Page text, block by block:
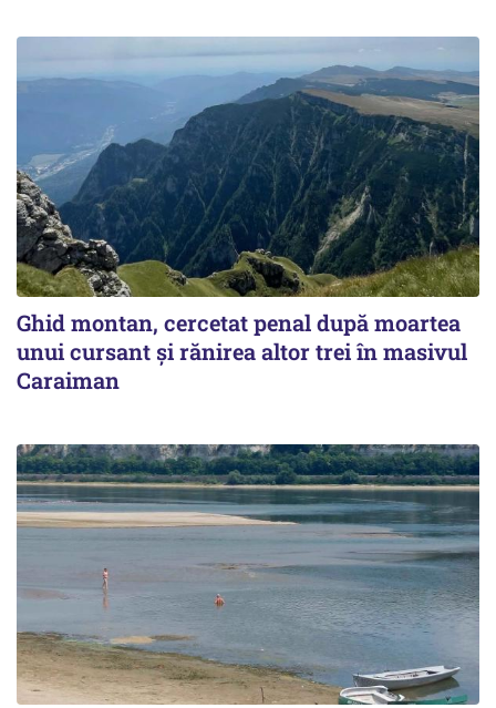
Ghid montan, cercetat penal după moartea
unui cursant și rănirea altor trei în masivul
Caraiman